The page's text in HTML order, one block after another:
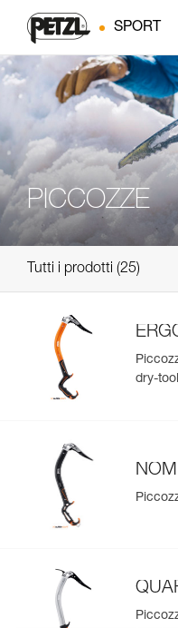
SPORT
PICCOZZE
Tutti i prodotti 25
dry-